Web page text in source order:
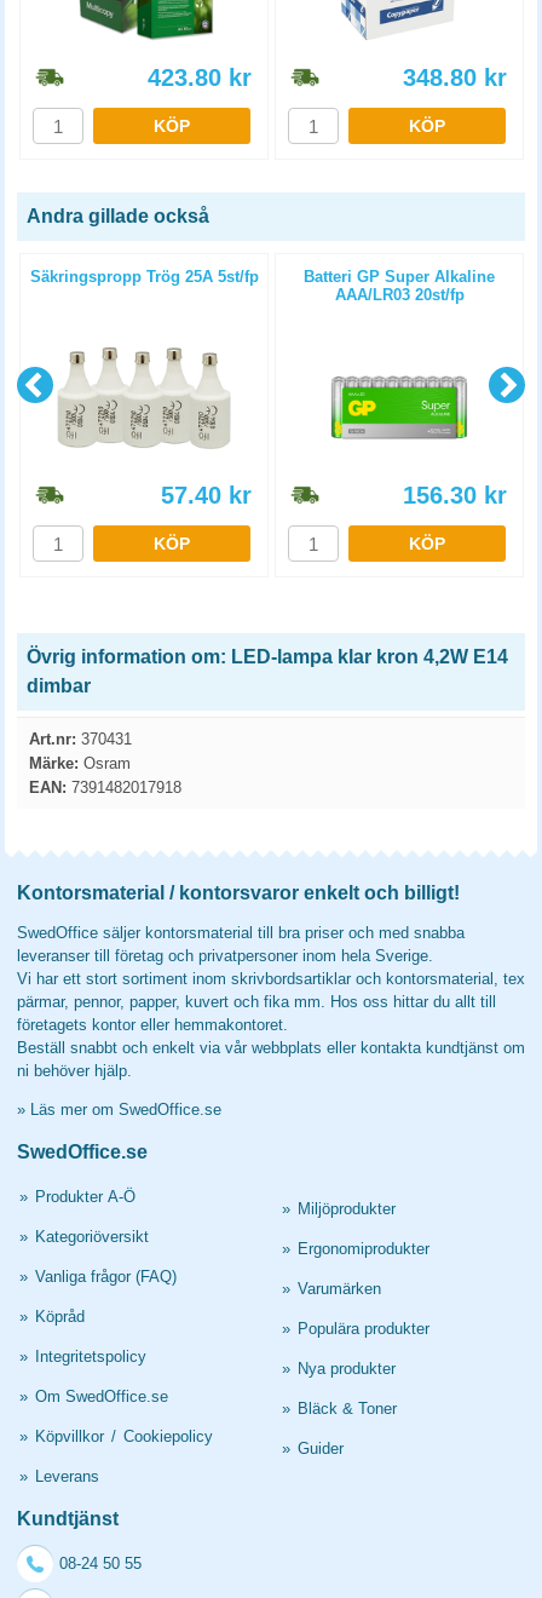
423.80 kr
KÖP
348.80 kr
KÖP
Andra gillade också
Säkringspropp Trög 25A 5st/fp
57.40 kr
KÖP
Batteri GP Super Alkaline
AAA/LR03 20st/fp
156.30 kr
KÖP
Övrig information om: LED-lampa klar kron 4,2W E14
dimbar
Art.nr: 370431
Märke: Osram
EAN: 7391482017918
Kontorsmaterial / kontorsvaror enkelt och billigt!
SwedOffice säljer kontorsmaterial till bra priser och med snabba
leveranser till företag och privatpersoner inom hela Sverige.
Vi har ett stort sortiment inom skrivbordsartiklar och kontorsmaterial, tex
pärmar, pennor, papper, kuvert och fika mm. Hos oss hittar du allt till
företagets kontor eller hemmakontoret.
Beställ snabbt och enkelt via vår webbplats eller kontakta kundtjänst om
ni behöver hjälp.
» Läs mer om SwedOffice.se
SwedOffice.se
» Produkter A-Ö
» Kategoriöversikt
» Vanliga frågor (FAQ)
» Köpråd
» Integritetspolicy
» Om SwedOffice.se
» Köpvillkor / Cookiepolicy
» Leverans
» Miljöprodukter
» Ergonomiprodukter
» Varumärken
» Populära produkter
» Nya produkter
» Bläck & Toner
» Guider
Kundtjänst
08-24 50 55